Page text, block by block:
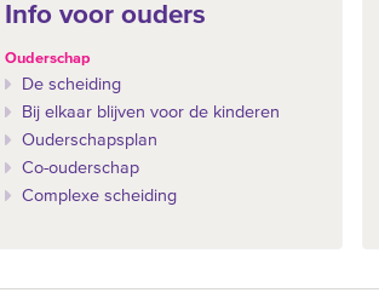
Info voor ouders
Ouderschap
De scheiding
Bij elkaar blijven voor de kinderen
Ouderschapsplan
Co-ouderschap
Complexe scheiding